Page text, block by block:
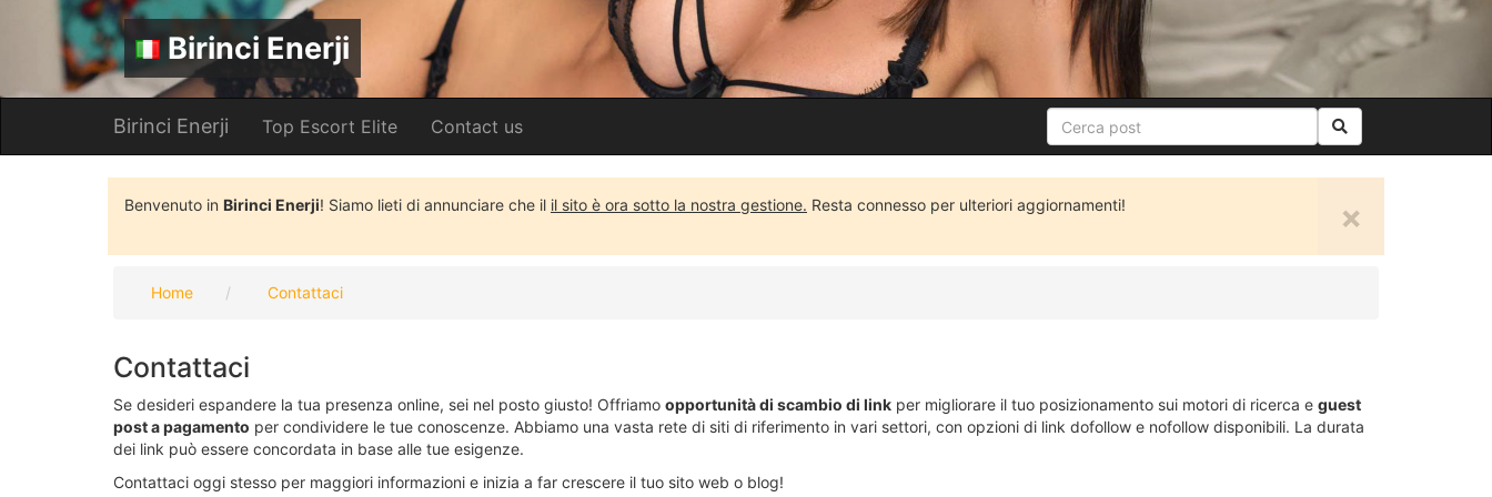
Birinci Enerji
Birinci Enerji Top Escort Elite Contact us
Benvenuto in Birinci Enerji! Siamo lieti di annunciare che il il sito è ora sotto la nostra gestione. Resta connesso per ulteriori aggiornamenti! ×
Home Contattaci
Contattaci
Se desideri espandere la tua presenza online, sei nel posto giusto! Offriamo opportunità di scambio di link per migliorare il tuo posizionamento sui motori di ricerca e guest
post a pagamento per condividere le tue conoscenze. Abbiamo una vasta rete di siti di riferimento in vari settori, con opzioni di link dofollow e nofollow disponibili. La durata
dei link può essere concordata in base alle tue esigenze.
Contattaci oggi stesso per maggiori informazioni e inizia a far crescere il tuo sito web o blog!